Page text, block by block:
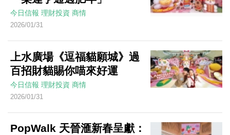
今日信報 理財投資 商情
2026/01/31
上水廣場《逗福貓願城》過
百招財貓賜你喵來好運
今日信報 理財投資 商情
2026/01/31
PopWalk 天晉滙新春呈獻：